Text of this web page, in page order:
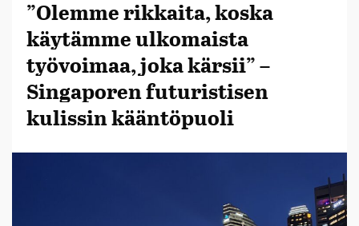
”Olemme rikkaita, koska
käytämme ulkomaista
työvoimaa, joka kärsii” –
Singaporen futuristisen
kulissin kääntöpuoli